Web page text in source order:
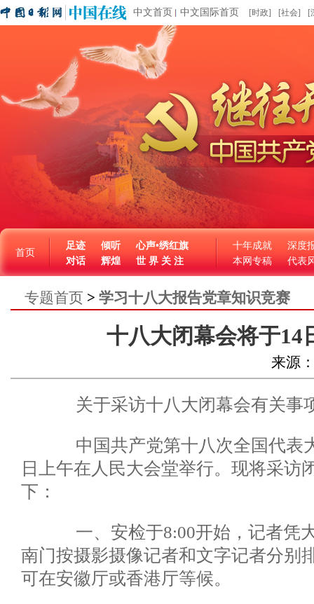
中文首页 中文国际首页 [时政] [社会] [
首页
足迹 倾听
心声•绣红旗
对话
辉煌 世 界 关 注
十年成就
深度
本网专稿
代表
专题首页 > 学习十八大报告党章知识竞赛
十八大闭幕会将于14
来源
关于采访十八大闭幕会有关事
中国共产党第十八次全国代表
日上午在人民大会堂举行。现将采访
下：
一、安检于8:00开始，记者凭
南门按摄影摄像记者和文字记者分别
可在安徽厅或香港厅等候。